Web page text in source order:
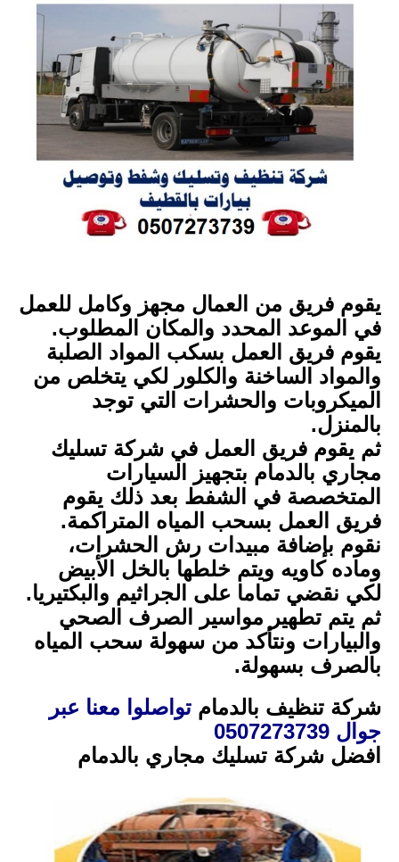
يقوم فريق من العمال مجهز وكامل للعمل
في الموعد المحدد والمكان المطلوب.
يقوم فريق العمل بسكب المواد الصلبة
والمواد الساخنة والكلور لكي يتخلص من
الميكروبات والحشرات التي توجد
بالمنزل.
ثم يقوم فريق العمل في شركة تسليك
مجاري بالدمام بتجهيز السيارات
المتخصصة في الشفط بعد ذلك يقوم
فريق العمل بسحب المياه المتراكمة.
نقوم بإضافة مبيدات رش الحشرات،
وماده كاويه ويتم خلطها بالخل الأبيض
لكي نقضي تماما على الجراثيم والبكتيريا.
ثم يتم تطهير مواسير الصرف الصحي
والبيارات ونتأكد من سهولة سحب المياه
بالصرف بسهولة.
شركة تنظيف بالدمام تواصلوا معنا عبر
جوال 0507273739
افضل شركة تسليك مجاري بالدمام